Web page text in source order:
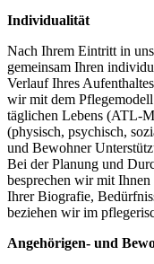
Individualität
Nach Ihrem Eintritt in
gemeinsam Ihren
Verlauf Ihres
wir mit dem
täglichen Lebens (ATL-
(physisch, psychisch,
und Bewohner
Bei der Planung und
besprechen wir mit
Ihrer Biografie,
beziehen wir im
Angehörigen- und